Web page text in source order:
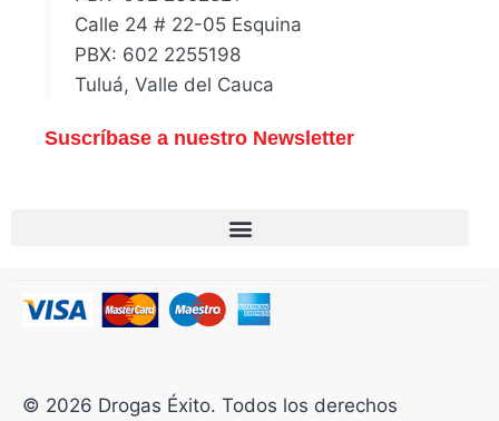
Calle 24 # 22-05 Esquina
PBX: 602 2255198
Tuluá, Valle del Cauca
Suscríbase a nuestro Newsletter
© 2026 Drogas Éxito. Todos los derechos